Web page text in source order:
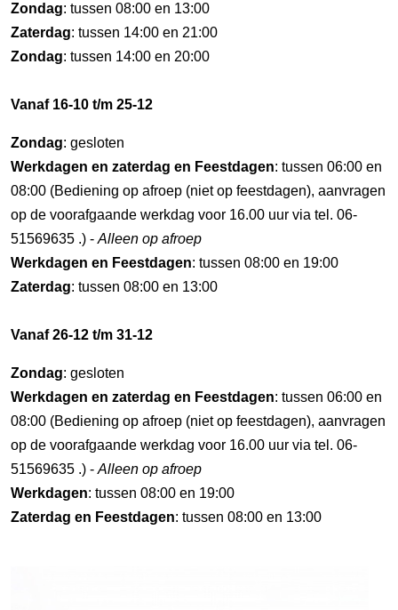
Zondag: tussen 08:00 en 13:00
Zaterdag: tussen 14:00 en 21:00
Zondag: tussen 14:00 en 20:00
Vanaf 16-10 t/m 25-12
Zondag: gesloten
Werkdagen en zaterdag en Feestdagen: tussen 06:00 en
08:00 (Bediening op afroep (niet op feestdagen), aanvragen
op de voorafgaande werkdag voor 16.00 uur via tel. 06-
51569635 .) - Alleen op afroep
Werkdagen en Feestdagen: tussen 08:00 en 19:00
Zaterdag: tussen 08:00 en 13:00
Vanaf 26-12 t/m 31-12
Zondag: gesloten
Werkdagen en zaterdag en Feestdagen: tussen 06:00 en
08:00 (Bediening op afroep (niet op feestdagen), aanvragen
op de voorafgaande werkdag voor 16.00 uur via tel. 06-
51569635 .) - Alleen op afroep
Werkdagen: tussen 08:00 en 19:00
Zaterdag en Feestdagen: tussen 08:00 en 13:00